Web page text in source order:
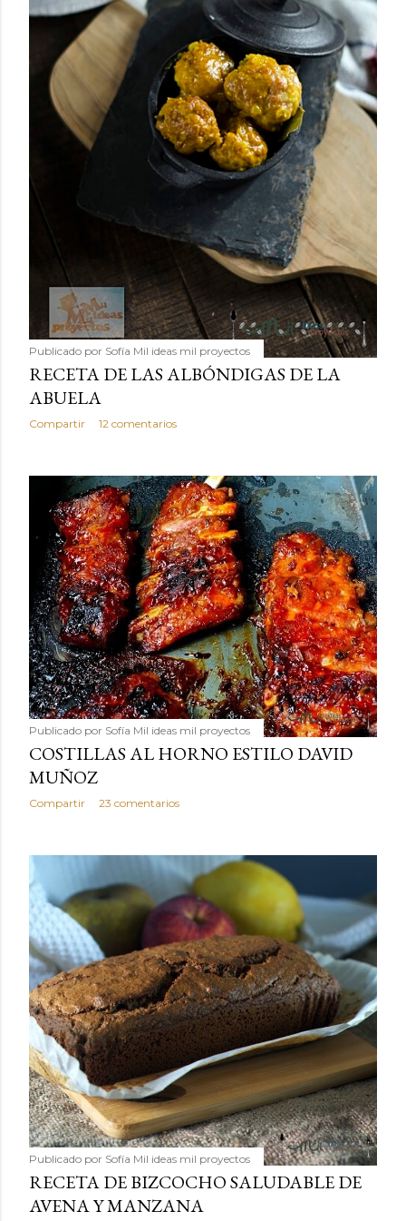
Publicado por Sofía Mil ideas mil proyectos
RECETA DE LAS ALBÓNDIGAS DE LA
ABUELA
Compartir 12 comentarios
Publicado por Sofía Mil ideas mil proyectos
COSTILLAS AL HORNO ESTILO DAVID
MUÑOZ
Compartir 23 comentarios
Publicado por Sofía Mil ideas mil proyectos
RECETA DE BIZCOCHO SALUDABLE DE
AVENA Y MANZANA